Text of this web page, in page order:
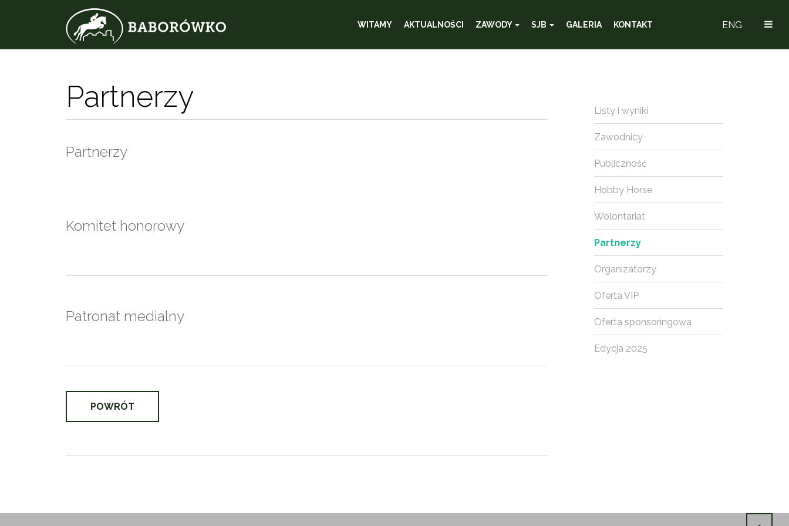
ENG
WITAMY AKTUALNOŚCI ZAWODY SJB GALERIA KONTAKT
Partnerzy
Partnerzy
Komitet honorowy
Patronat medialny
POWRÓT
Listy i wyniki
Zawodnicy
Publiczność
Hobby Horse
Wolontariat
Partnerzy
Organizatorzy
Oferta VIP
Oferta sponsoringowa
Edycja 2025